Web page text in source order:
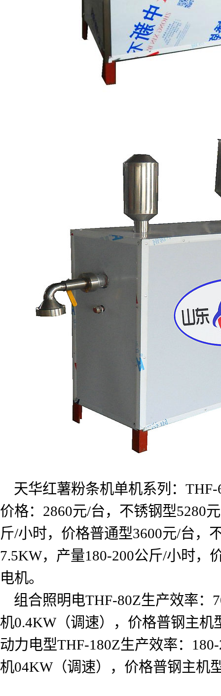
天华红薯粉条机单机系列： THF-
价格： 2860元/台，不锈钢型5280
斤/小时，价格普通型3600元/台，
7.5KW，产量180-200公斤/小时，
电机。
组合照明电THF-80Z生产效率：
机0.4KW（调速），价格普钢主机
动力电型THF-180Z生产效率：
机04KW（调速），价格普钢主机